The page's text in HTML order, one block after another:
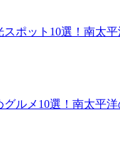
ポット10選！南太
ルメ10選！南太平